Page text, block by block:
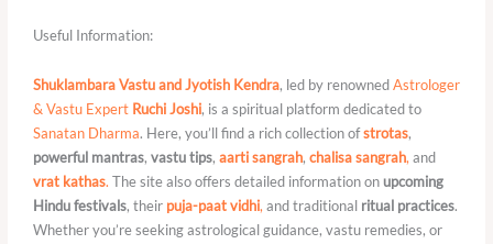
Useful Information:
Shuklambara Vastu and Jyotish Kendra, led by renownedAstrologer
& Vastu Expert Ruchi Joshi, is a spiritual platform dedicated to
Sanatan Dharma. Here, you’ll find a rich collection ofstrotas,
powerful mantras, vastu tips, aarti sangrah, chalisa sangrah, and
vrat kathas. The site also offers detailed information onupcoming
Hindu festivals, their puja-paat vidhi, and traditional ritual practices.
Whether you’re seeking astrological guidance, vastu remedies, or